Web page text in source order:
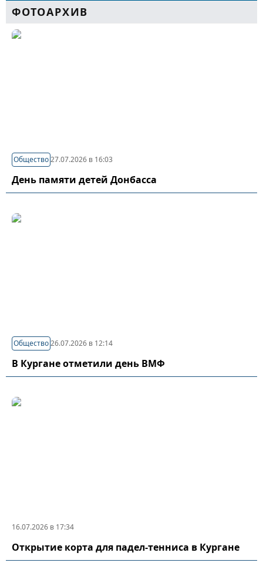
ФОТОАРХИВ
Общество27.07.2026 в 16:03
День памяти детей Донбасса
Общество26.07.2026 в 12:14
В Кургане отметили день ВМФ
16.07.2026 в 17:34
Открытие корта для падел-тенниса в Кургане